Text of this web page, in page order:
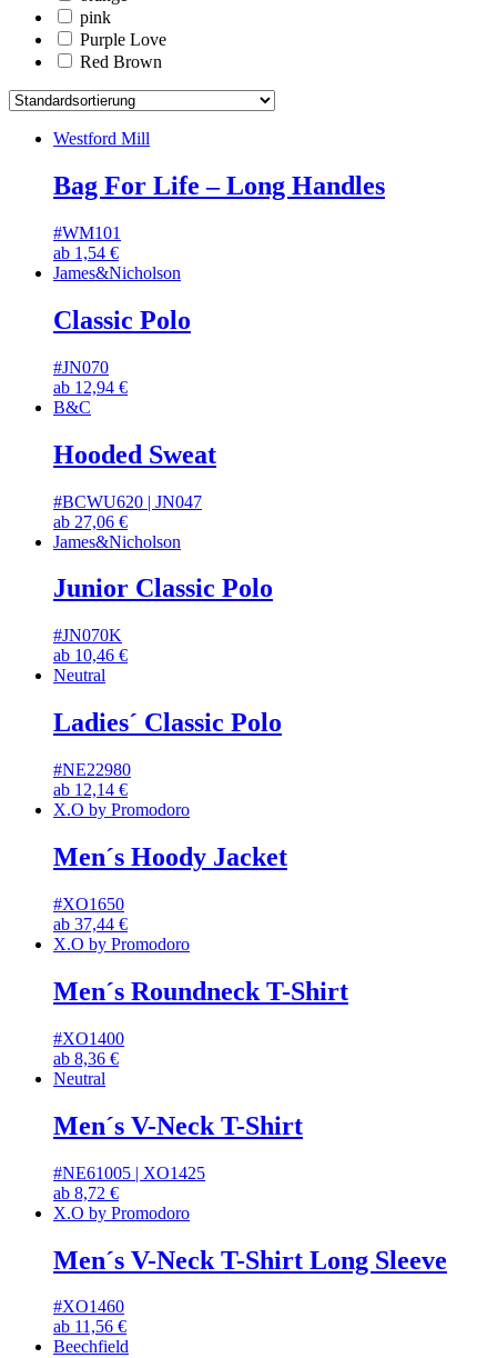
pink
Purple Love
Red Brown
Westford Mill
Bag For Life – Long Handles
#WM101
ab 1,54 €
James&Nicholson
Classic Polo
#JN070
ab 12,94 €
B&C
Hooded Sweat
#BCWU620 | JN047
ab 27,06 €
James&Nicholson
Junior Classic Polo
#JN070K
ab 10,46 €
Neutral
Ladies´ Classic Polo
#NE22980
ab 12,14 €
X.O by Promodoro
Men´s Hoody Jacket
#XO1650
ab 37,44 €
X.O by Promodoro
Men´s Roundneck T-Shirt
#XO1400
ab 8,36 €
Neutral
Men´s V-Neck T-Shirt
#NE61005 | XO1425
ab 8,72 €
X.O by Promodoro
Men´s V-Neck T-Shirt Long Sleeve
#XO1460
ab 11,56 €
Beechfield